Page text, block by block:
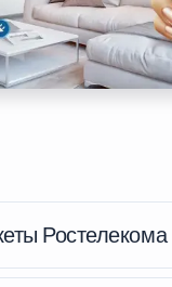
Ростелекома